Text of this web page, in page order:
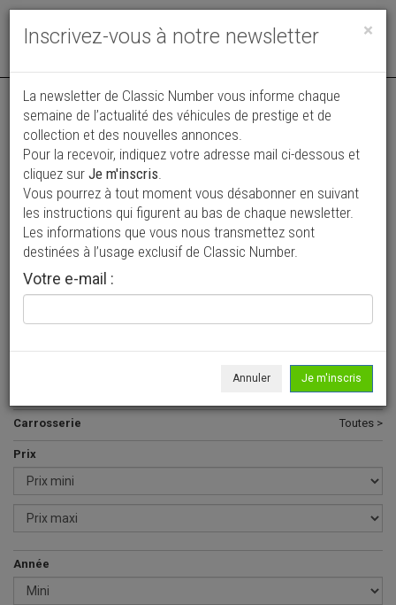
Toggle
Vos annonces vues par
plus de 4 millions de collectionneurs
Ajouter une annonce
> Rechercher un véhicule
Tous >
Carrosserie Toutes >
Prix
Année
×
Inscrivez-vous à notre newsletter
La newsletter de Classic Number vous informe chaque
semaine de l’actualité des véhicules de prestige et de
collection et des nouvelles annonces.
Pour la recevoir, indiquez votre adresse mail ci-dessous et
cliquez sur Je m'inscris.
Vous pourrez à tout moment vous désabonner en suivant
les instructions qui figurent au bas de chaque newsletter.
Les informations que vous nous transmettez sont
destinées à l’usage exclusif de Classic Number.
Votre e-mail :
Annuler Je m'inscris